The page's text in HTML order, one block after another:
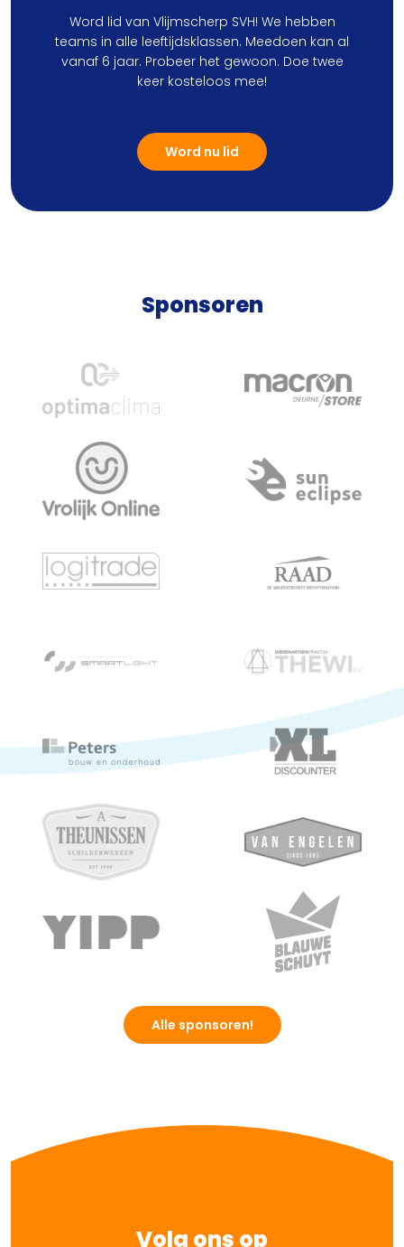
Word lid van Vlijmscherp SVH! We hebben
teams in alle leeftijdsklassen. Meedoen kan al
vanaf 6 jaar. Probeer het gewoon. Doe twee
keer kosteloos mee!
Word nu lid
Sponsoren
Alle sponsoren!
Volg ons op